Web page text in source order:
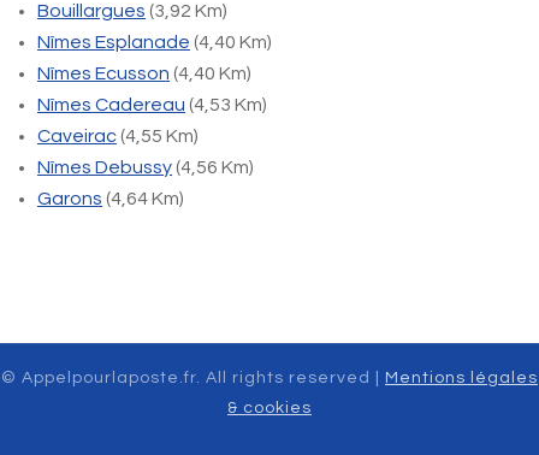
Bouillargues (3,92 Km)
Nîmes Esplanade (4,40 Km)
Nîmes Ecusson (4,40 Km)
Nîmes Cadereau (4,53 Km)
Caveirac(4,55 Km)
Nîmes Debussy(4,56 Km)
Garons (4,64 Km)
© Appelpourlaposte.fr. All rights reserved |
Mentions légales
& cookies